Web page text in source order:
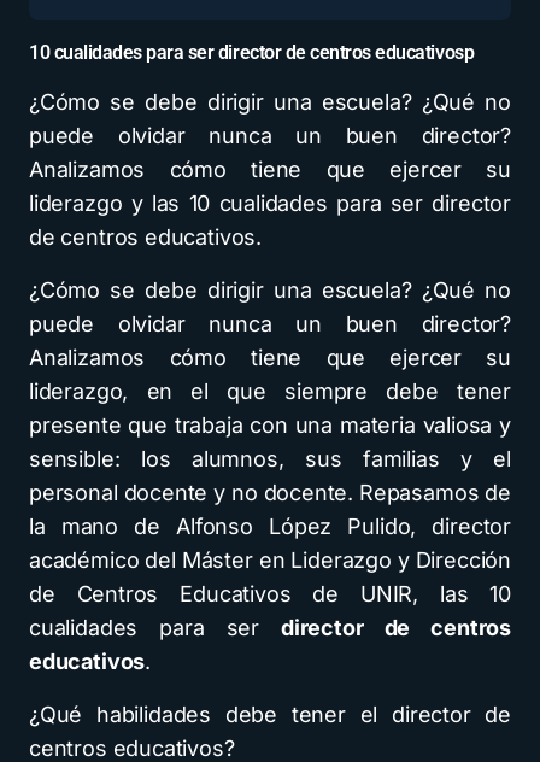
10 cualidades para ser director de centros educativosp
¿Cómo se debe dirigir una escuela? ¿Qué no
puede olvidar nunca un buen director?
Analizamos cómo tiene que ejercer su
liderazgo y las 10 cualidades para ser director
de centros educativos.
¿Cómo se debe dirigir una escuela? ¿Qué no
puede olvidar nunca un buen director?
Analizamos cómo tiene que ejercer su
liderazgo, en el que siempre debe tener
presente que trabaja con una materia valiosa y
sensible: los alumnos, sus familias y el
personal docente y no docente. Repasamos de
la mano de Alfonso López Pulido, director
académico del Máster en Liderazgo y Dirección
de Centros Educativos de UNIR, las 10
cualidades para serdirector de centros
educativos.
¿Qué habilidades debe tener el director de
centros educativos?